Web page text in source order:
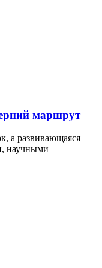
маршрут
а развивающаяся
научными